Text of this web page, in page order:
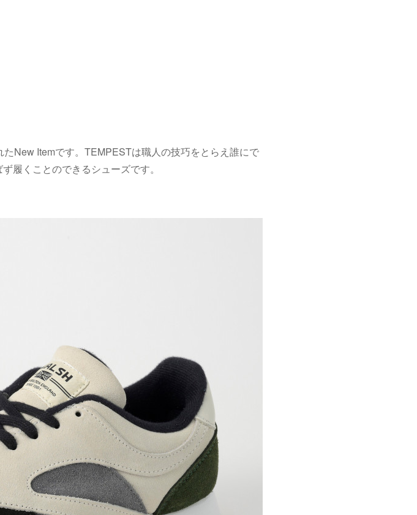
New Itemです。TEMPESTは職人の技巧をとらえ誰にで
履くことのできるシューズです。